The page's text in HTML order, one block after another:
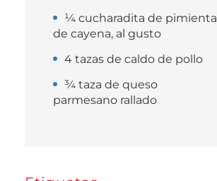
¼ cucharadita de pimienta
de cayena, al gusto
4 tazas de caldo de pollo
¾ taza de queso
parmesano rallado